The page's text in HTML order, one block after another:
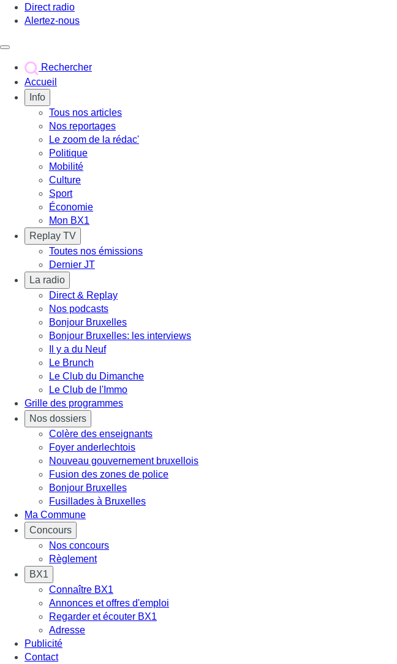
Direct radio
Alertez-nous
Rechercher
Accueil
Info
Tous nos articles
Nos reportages
Le zoom de la rédac'
Politique
Mobilité
Culture
Sport
Économie
Mon BX1
Replay TV
Toutes nos émissions
Dernier JT
La radio
Direct & Replay
Nos podcasts
Bonjour Bruxelles
Bonjour Bruxelles: les interviews
Il y a du Neuf
Le Brunch
Le Club du Dimanche
Le Club de l'Immo
Grille des programmes
Nos dossiers
Colère des enseignants
Foyer anderlechtois
Nouveau gouvernement bruxellois
Fusion des zones de police
Bonjour Bruxelles
Fusillades à Bruxelles
Ma Commune
Concours
Nos concours
Règlement
BX1
Connaître BX1
Annonces et offres d'emploi
Regarder et écouter BX1
Adresse
Publicité
Contact